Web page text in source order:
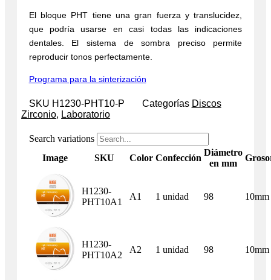
El bloque PHT tiene una gran fuerza y translucidez,
que podría usarse en casi todas las indicaciones
dentales. El sistema de sombra preciso permite
reproducir tonos perfectamente.
Programa para la sinterización
SKU H1230-PHT10-P Categorías Discos
Zirconio, Laboratorio
Search variations
Image
SKU Color Confección
Diámetro
en mm
H1230-
PHT10A1
A1 1 unidad 98 10mm
H1230-
PHT10A2
A2 1 unidad 98 10mm